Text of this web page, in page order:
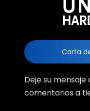
Carta
Deje su
comentarios a